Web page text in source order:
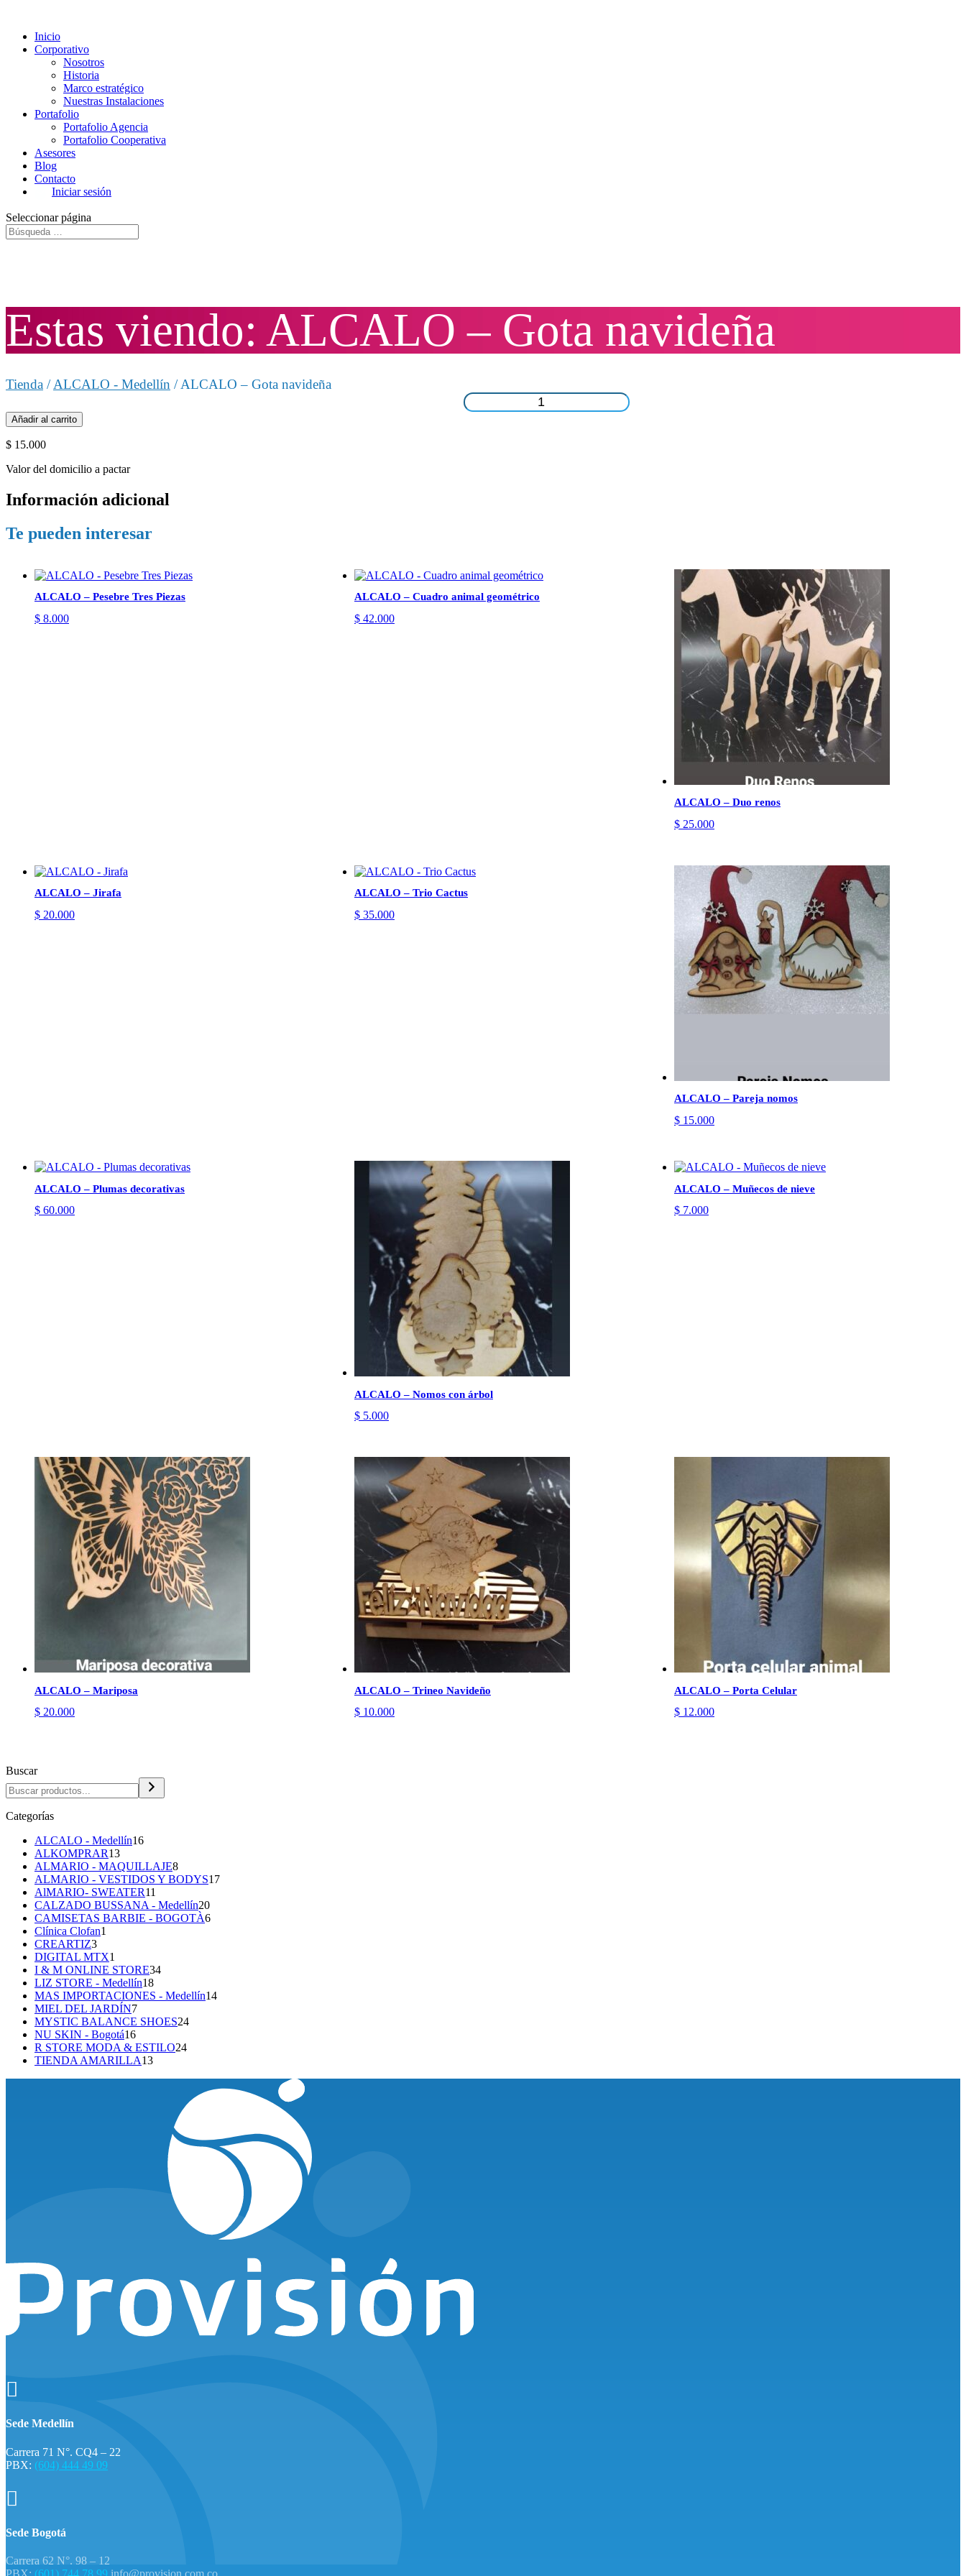
Inicio
Corporativo
Nosotros
Historia
Marco estratégico
Nuestras Instalaciones
Portafolio
Portafolio Agencia
Portafolio Cooperativa
Asesores
Blog
Contacto
Iniciar sesión
Seleccionar página
Estas viendo: ALCALO – Gota navideña
Tienda /ALCALO - Medellín / ALCALO – Gota navideña
ALCALO
-
Añadir al carrito
$ 15.000
Valor del domicilio a pactar
Información adicional
Te pueden interesar
ALCALO – Pesebre Tres Piezas
$ 8.000
ALCALO – Cuadro animal geométrico
$42.000
ALCALO – Duo renos
$25.000
ALCALO – Jirafa
$ 20.000
ALCALO – Trio Cactus
$35.000
ALCALO – Pareja nomos
$15.000
ALCALO – Plumas decorativas
$ 60.000
ALCALO – Nomos con árbol
$5.000
ALCALO – Muñecos de nieve
$7.000
ALCALO – Mariposa
$ 20.000
ALCALO – Trineo Navideño
$10.000
ALCALO – Porta Celular
$12.000
Buscar
Categorías
ALCALO - Medellín1616
ALKOMPRAR1313
productos
ALMARIO - MAQUILLAJE88
productos
ALMARIO - VESTIDOS Y BODYS1717
AlMARIO- SWEATER11
productos
CALZADO BUSSANA - Medellín2020
productos
CAMISETAS BARBIE - BOGOTÀ66
Clínica Clofan1
CREARTIZ33
productos
DIGITAL MTX1
producto
I & M ONLINE STORE3434
LIZ STORE - Medellín1818
productos
MAS IMPORTACIONES - Medellín1414
MIEL DEL JARDÍN77
productos
MYSTIC BALANCE SHOES2424
NU SKIN - Bogotá1616
productos
R STORE MODA & ESTILO2424
TIENDA AMARILLA1313

Sede Medellín
Carrera 71 N°. CQ4 – 22
PBX: (604) 444 49 09

Sede Bogotá
Carrera 62 N°. 98 – 12